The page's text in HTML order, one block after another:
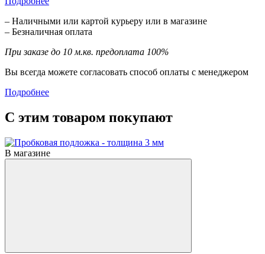
– Наличными или картой курьеру или в магазине
– Безналичная оплата
При заказе до 10 м.кв. предоплата 100%
Вы всегда можете согласовать способ оплаты с менеджером
Подробнее
С этим товаром покупают
В магазине